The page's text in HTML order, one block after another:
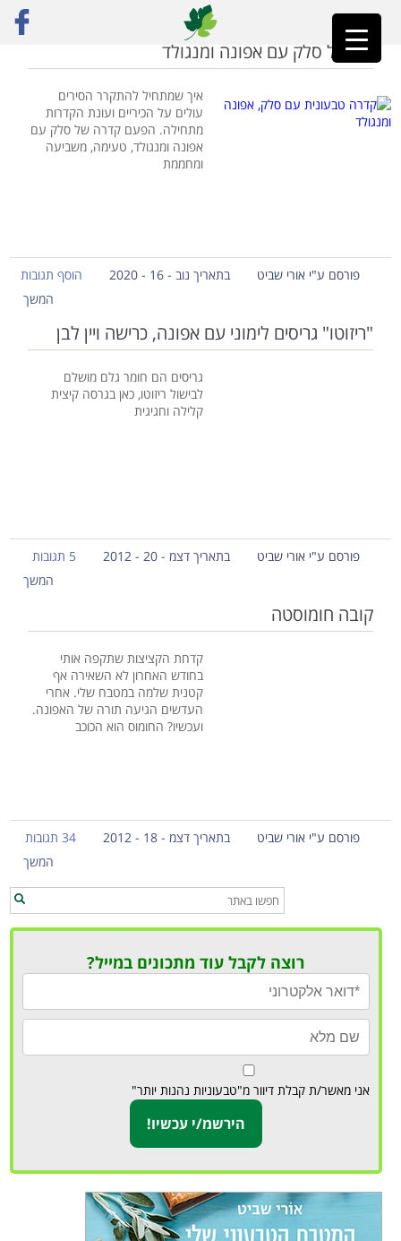
ראשי»אפונה יבשה
תבשיל סלק עם אפונה ומנגולד
איך שמתחיל להתקרר הסירים
עולים על הכיריים ועונת הקדרות
מתחילה. הפעם קדרה של סלק עם
אפונה ומנגולד, טעימה, משביעה
ומחממת
פורסם ע"י אורי שביט בתאריך נוב - 16 - 2020
הוסף תגובות
המשך
"ריזוטו" גריסים לימוני עם אפונה, כרישה ויין לבן
גריסים הם חומר גלם מושלם
לבישול ריזוטו, כאן בגרסה קיצית
קלילה וחגיגית
פורסם ע"י אורי שביט בתאריך דצמ - 20 - 2012
5 תגובות
המשך
קובה חומוסטה
קדחת הקציצות שתקפה אותי
בחודש האחרון לא השאירה אף
קטנית שלמה במטבח שלי. אחרי
העדשים הגיעה תורה של האפונה.
ועכשיו? החומוס הוא הכוכב
פורסם ע"י אורי שביט בתאריך דצמ - 18 - 2012
34 תגובות
המשך
רוצה לקבל עוד מתכונים במייל?
אני מאשר/ת קבלת דיוור מ"טבעוניות נהנות יותר"